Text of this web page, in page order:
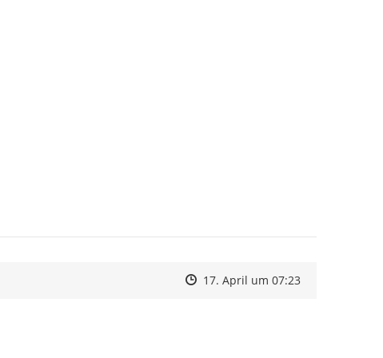
Zeitpunkt des Erstellens
Zeitpunkt des Erstellens
17. April um 07:23Zur Äußerung